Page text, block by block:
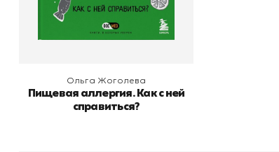
В корзину
Ольга Жоголева
Пищевая аллергия. Как с ней
справиться?